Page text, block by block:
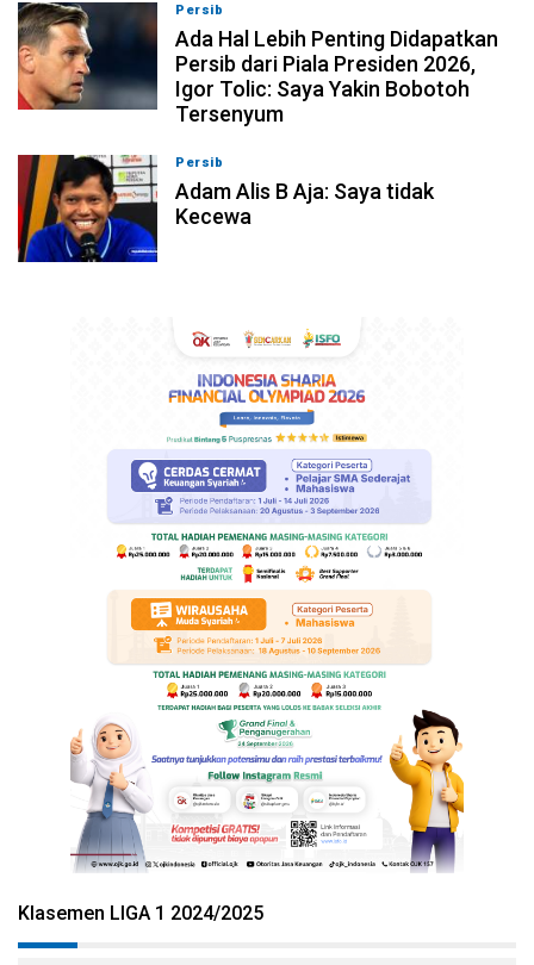
Persib
Ada Hal Lebih Penting Didapatkan
Persib dari Piala Presiden 2026,
Igor Tolic: Saya Yakin Bobotoh
Tersenyum
Persib
Adam Alis B Aja: Saya tidak
Kecewa
Klasemen LIGA 1 2024/2025